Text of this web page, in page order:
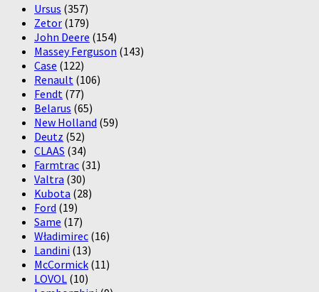
Ursus (357)
Zetor (179)
John Deere (154)
Massey Ferguson (143)
Case (122)
Renault (106)
Fendt (77)
Belarus (65)
New Holland (59)
Deutz (52)
CLAAS (34)
Farmtrac (31)
Valtra (30)
Kubota (28)
Ford (19)
Same (17)
Władimirec (16)
Landini (13)
McCormick (11)
LOVOL (10)